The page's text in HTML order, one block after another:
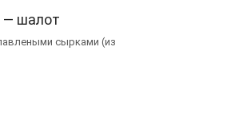
— шалот
сырками (из